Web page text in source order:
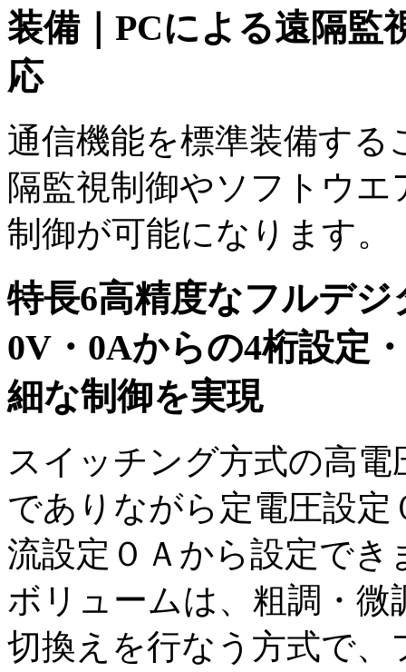
装備｜PCによる遠隔監
応
通信機能を標準装備する
隔監視制御やソフトウ
制御が可能になります。
特長6高精度なフルデジ
0V・0Aからの4桁設定
細な制御を実現
スイッチング方式の高電
でありながら定電圧設定
流設定０Ａから設定でき
ボリュームは、粗調・微
切換えを行なう方式で、